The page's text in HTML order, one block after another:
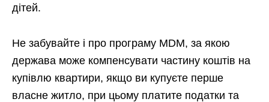
дітей.
Не забувайте і про програму MDM, за якою
держава може компенсувати частину коштів на
купівлю квартири, якщо ви купуєте перше
власне житло, при цьому платите податки та